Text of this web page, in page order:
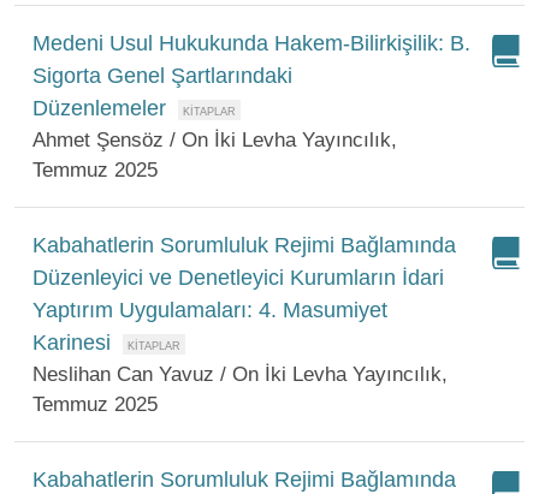
Medeni Usul Hukukunda Hakem-Bilirkişilik: B.
Sigorta Genel Şartlarındaki
Düzenlemeler
Ahmet Şensöz / On İki Levha Yayıncılık,
Temmuz 2025
Kabahatlerin Sorumluluk Rejimi Bağlamında
Düzenleyici ve Denetleyici Kurumların İdari
Yaptırım Uygulamaları: 4. Masumiyet
Karinesi
Neslihan Can Yavuz / On İki Levha Yayıncılık,
Temmuz 2025
Kabahatlerin Sorumluluk Rejimi Bağlamında